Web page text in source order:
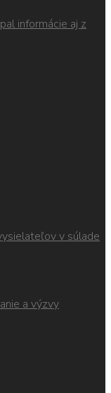
informácie aj z
v súlade
a výzvy